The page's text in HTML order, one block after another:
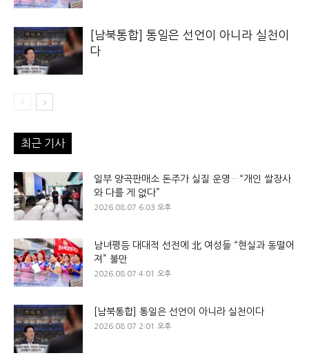
[남북통합] 통일은 선언이 아니라 실천이
다
최근 기사
일부 양곡판매소 돈주가 실질 운영…“개인 쌀장사
와 다를 게 없다”
2026.08.07 6:03 오후
남녀평등 대대적 선전에 北 여성들 “현실과 동떨어
져” 불만
2026.08.07 4:01 오후
[남북통합] 통일은 선언이 아니라 실천이다
2026.08.07 2:01 오후